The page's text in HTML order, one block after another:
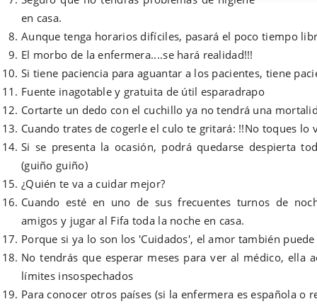
en casa.
Aunque tenga horarios difíciles, pasará el poco tiempo
El morbo de la enfermera....se hará realidad!!!
Si tiene paciencia para aguantar a los pacientes, tiene
Fuente inagotable y gratuita de útil esparadrapo
Cortarte un dedo con el cuchillo ya no tendrá una
Cuando trates de cogerle el culo te gritará: !!No toques lo
Si se presenta la ocasión, podrá quedarse despierta
(guiño guiño)
¿Quién te va a cuidar mejor?
Cuando esté en uno de sus frecuentes turnos de
amigos y jugar al Fifa toda la noche en casa.
Porque si ya lo son los 'Cuidados', el amor también
No tendrás que esperar meses para ver al médico, ella
límites insospechados
Para conocer otros países (si la enfermera es española o